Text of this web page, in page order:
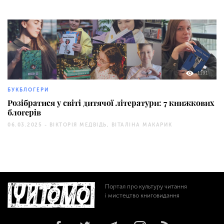
1191
БУКБЛОГЕРИ
Розібратися у світі дитячої літератури: 7 книжкових
блогерів
06.03.2025 - ВІКТОРІЯ МЕДВІДЬ, ВІТАЛІНА МАКАРИК
Портал про культуру читання
і мистецтво книговидання